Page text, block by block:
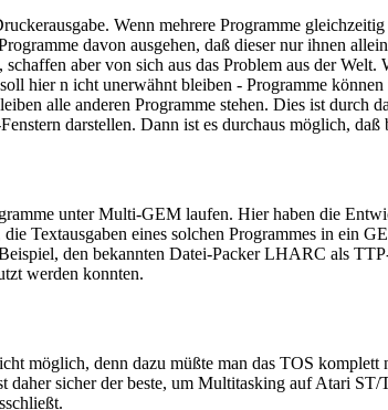
Wenn mehrere Programme
davon ausgehen, daß dieser nur ihnen
aber von sich aus das Problem aus der
hier n icht unerwähnt bleiben - Programme
alle anderen Programme stehen. Dies ist
darstellen. Dann ist es durchaus möglich,
unter Multi-GEM laufen. Hier haben die
Textausgaben eines solchen Programmes in ein
den bekannten Datei-Packer LHARC als
werden konnten.
möglich, denn dazu müßte man das TOS komplett
sicher der beste, um Multitasking auf Atari